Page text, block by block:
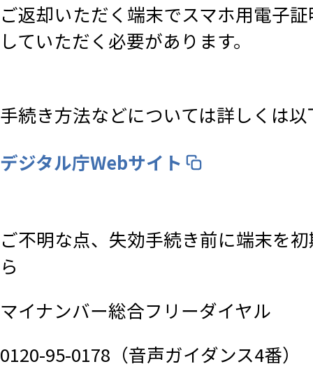
ご返却いただく端末でスマホ用電子
していただく必要があります。
手続き方法などについては詳しくは
デジタル庁Webサイト
ご不明な点、失効手続き前に端末を
ら
​マイナンバー総合フリーダイヤル
0120-95-0178（音声ガイダンス4番）